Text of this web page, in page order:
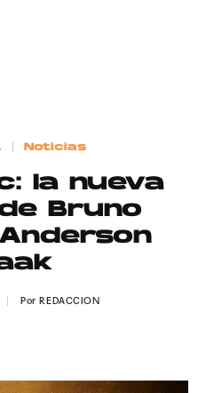
Contacto
Legal
Noticias
la nueva
Bruno
PorREDACCION